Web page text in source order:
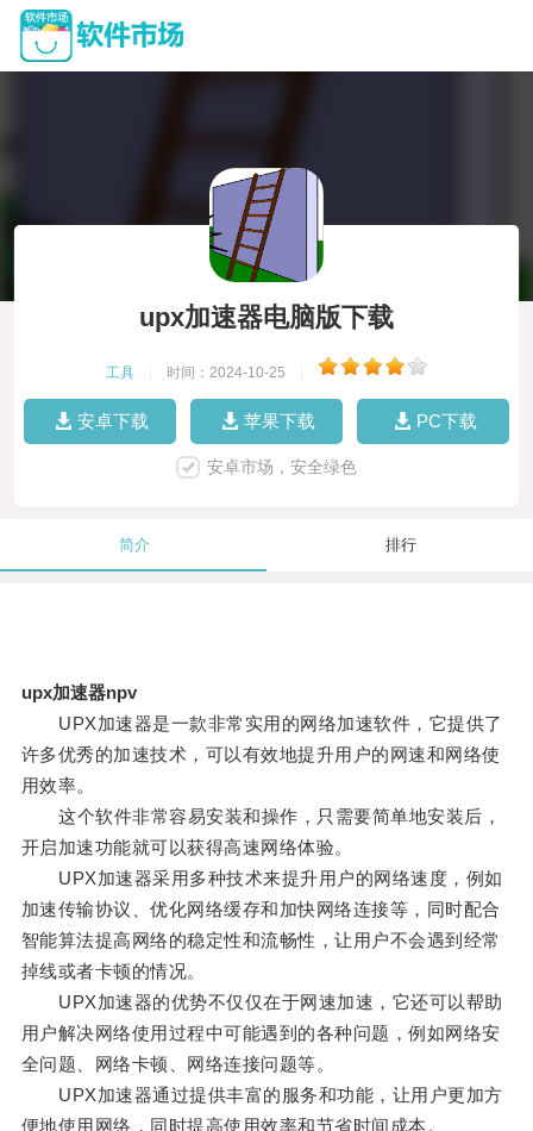
upx加速器电脑版下载
工具 时间：2024-10-25
安卓下载 苹果下载 PC下载
安卓市场，安全绿色
简介 排行
upx加速器npv
UPX加速器是一款非常实用的网络加速软件，它提供了
许多优秀的加速技术，可以有效地提升用户的网速和网络使
用效率。
这个软件非常容易安装和操作，只需要简单地安装后，
开启加速功能就可以获得高速网络体验。
UPX加速器采用多种技术来提升用户的网络速度，例如
加速传输协议、优化网络缓存和加快网络连接等，同时配合
智能算法提高网络的稳定性和流畅性，让用户不会遇到经常
掉线或者卡顿的情况。
UPX加速器的优势不仅仅在于网速加速，它还可以帮助
用户解决网络使用过程中可能遇到的各种问题，例如网络安
全问题、网络卡顿、网络连接问题等。
UPX加速器通过提供丰富的服务和功能，让用户更加方
便地使用网络，同时提高使用效率和节省时间成本。